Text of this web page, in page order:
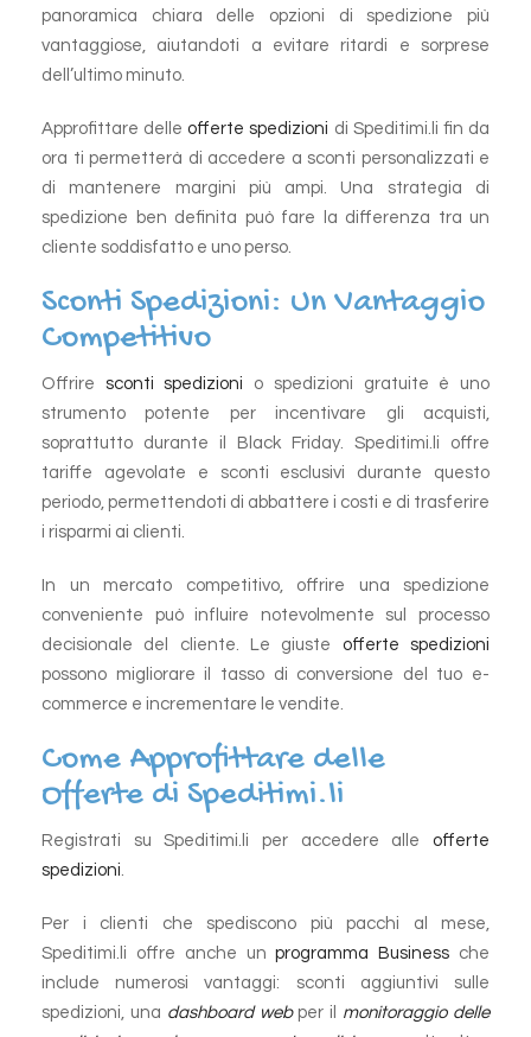
panoramica chiara delle opzioni di spedizione più
vantaggiose, aiutandoti a evitare ritardi e sorprese
dell’ultimo minuto.
Approfittare delleofferte spedizioni di Speditimi.li fin da
ora ti permetterà di accedere a sconti personalizzati e
di mantenere margini più ampi. Una strategia di
spedizione ben definita può fare la differenza tra un
cliente soddisfatto e uno perso.
Sconti Spedizioni: Un Vantaggio
Competitivo
Offrire sconti spedizioni o spedizioni gratuite è uno
strumento potente per incentivare gli acquisti,
soprattutto durante il Black Friday. Speditimi.li offre
tariffe agevolate e sconti esclusivi durante questo
periodo, permettendoti di abbattere i costi e di trasferire
i risparmi ai clienti.
In un mercato competitivo, offrire una spedizione
conveniente può influire notevolmente sul processo
decisionale del cliente. Le giuste offerte spedizioni
possono migliorare il tasso di conversione del tuo e-
commerce e incrementare le vendite.
Come Approfittare delle
Offerte di Speditimi.li
Registrati su Speditimi.li per accedere alle offerte
spedizioni.
Per i clienti che spediscono più pacchi al mese,
Speditimi.li offre anche unprogramma Business che
include numerosi vantaggi: sconti aggiuntivi sulle
spedizioni, una dashboard webper il monitoraggio delle